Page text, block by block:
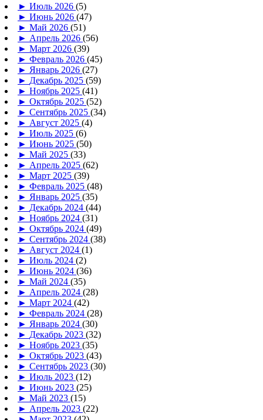
► Июль 2026 (5)
► Июнь 2026 (47)
► Май 2026 (51)
► Апрель 2026 (56)
► Март 2026 (39)
► Февраль 2026 (45)
► Январь 2026 (27)
► Декабрь 2025 (59)
► Ноябрь 2025 (41)
► Октябрь 2025 (52)
► Сентябрь 2025 (34)
► Август 2025 (4)
► Июль 2025 (6)
► Июнь 2025 (50)
► Май 2025 (33)
► Апрель 2025 (62)
► Март 2025 (39)
► Февраль 2025 (48)
► Январь 2025 (35)
► Декабрь 2024 (44)
► Ноябрь 2024 (31)
► Октябрь 2024 (49)
► Сентябрь 2024 (38)
► Август 2024 (1)
► Июль 2024 (2)
► Июнь 2024 (36)
► Май 2024 (35)
► Апрель 2024 (28)
► Март 2024 (42)
► Февраль 2024 (28)
► Январь 2024 (30)
► Декабрь 2023 (32)
► Ноябрь 2023 (35)
► Октябрь 2023 (43)
► Сентябрь 2023 (30)
► Июль 2023 (12)
► Июнь 2023 (25)
► Май 2023 (15)
► Апрель 2023 (22)